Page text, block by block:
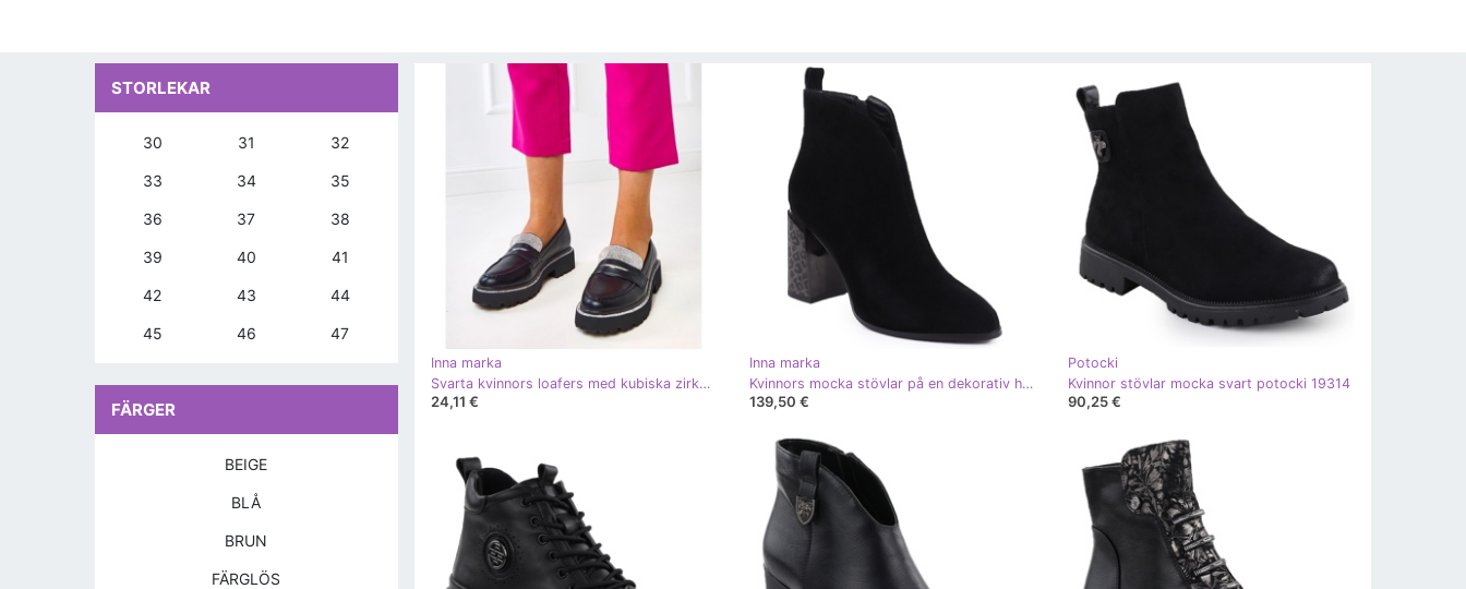
Inna marka
Svarta kvinnors loafers med kubiska zirkoner
24,11 €
Inna marka
Kvinnors mocka stövlar på en dekorativ häl Black Gino Fabiani 9210 svart
139,50 €
Potocki
Kvinnor stövlar mocka svart potocki 19314
90,25 €
STORLEKAR
30 31 32
33 34 35
36 37 38
39 40 41
42 43 44
45 46 47
FÄRGER
BEIGE
BLÅ
BRUN
FÄRGLÖS